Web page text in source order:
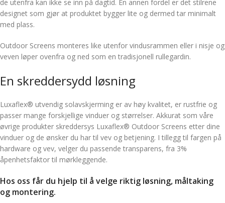
de utenfra kan ikke se inn på dagtid. En annen fordel er det stilrene
designet som gjør at produktet bygger lite og dermed tar minimalt
med plass.
Outdoor Screens monteres like utenfor vindusrammen eller i nisje og
veven løper ovenfra og ned som en tradisjonell rullegardin.
En skreddersydd løsning
Luxaflex® utvendig solavskjerming er av høy kvalitet, er rustfrie og
passer mange forskjellige vinduer og størrelser. Akkurat som våre
øvrige produkter skreddersys Luxaflex® Outdoor Screens etter dine
vinduer og de ønsker du har til vev og betjening. I tillegg til fargen på
hardware og vev, velger du passende transparens, fra 3%
åpenhetsfaktor til mørkleggende.
Hos oss får du hjelp til å velge riktig løsning, måltaking
og montering.